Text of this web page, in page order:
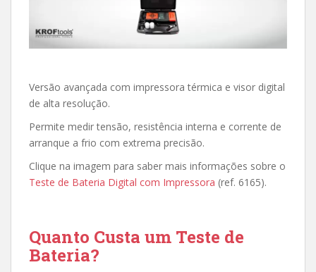
Versão avançada com impressora térmica e visor digital
de alta resolução.
Permite medir tensão, resistência interna e corrente de
arranque a frio com extrema precisão.
Clique na imagem para saber mais informações sobre o
Teste de Bateria Digital com Impressora (ref. 6165).
Quanto Custa um Teste de
Bateria?